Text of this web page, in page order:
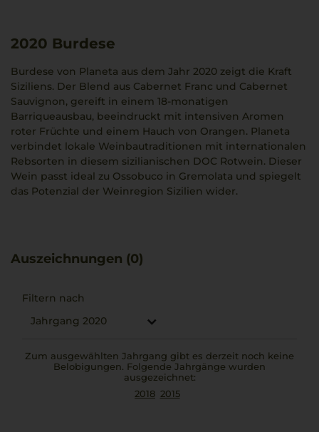
2020 Burdese
Burdese von Planeta aus dem Jahr 2020 zeigt die Kraft
Siziliens. Der Blend aus Cabernet Franc und Cabernet
Sauvignon, gereift in einem 18-monatigen
Barriqueausbau, beeindruckt mit intensiven Aromen
roter Früchte und einem Hauch von Orangen. Planeta
verbindet lokale Weinbautraditionen mit internationalen
Rebsorten in diesem sizilianischen DOC Rotwein. Dieser
Wein passt ideal zu Ossobuco in Gremolata und spiegelt
das Potenzial der Weinregion Sizilien wider.
Auszeichnungen (0)
Filtern nach
Jahrgang 2020
Zum ausgewählten Jahrgang gibt es derzeit noch keine
Belobigungen. Folgende Jahrgänge wurden
ausgezeichnet:
2018 2015